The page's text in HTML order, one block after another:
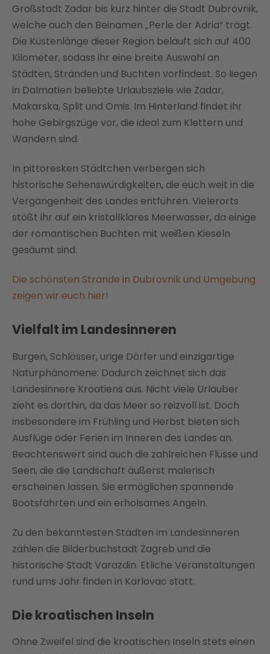
Großstadt Zadar bis kurz hinter die Stadt Dubrovnik,
welche auch den Beinamen „Perle der Adria“ trägt.
Die Küstenlänge dieser Region beläuft sich auf 400
Kilometer, sodass ihr eine breite Auswahl an
Städten, Stränden und Buchten vorfindest. So liegen
in Dalmatien beliebte Urlaubsziele wie Zadar,
Makarska, Split und Omis. Im Hinterland findet ihr
hohe Gebirgszüge vor, die ideal zum Klettern und
Wandern sind.
In pittoresken Städtchen verbergen sich
historische Sehenswürdigkeiten, die euch weit in die
Vergangenheit des Landes entführen. Vielerorts
stößt ihr auf ein kristallklares Meerwasser, da einige
der romantischen Buchten mit weißen Kieseln
gesäumt sind.
Die schönsten Strände in Dubrovnik und Umgebung
zeigen wir euch hier!
Vielfalt im Landesinneren
Burgen, Schlösser, urige Dörfer und einzigartige
Naturphänomene: Dadurch zeichnet sich das
Landesinnere Kroatiens aus. Nicht viele Urlauber
zieht es dorthin, da das Meer so reizvoll ist. Doch
insbesondere im Frühling und Herbst bieten sich
Ausflüge oder Ferien im Inneren des Landes an.
Beachtenswert sind auch die zahlreichen Flüsse und
Seen, die die Landschaft äußerst malerisch
erscheinen lassen. Sie ermöglichen spannende
Bootsfahrten und ein erholsames Angeln.
Zu den bekanntesten Städten im Landesinneren
zählen die Bilderbuchstadt Zagreb und die
historische Stadt Varazdin. Etliche Veranstaltungen
rund ums Jahr finden in Karlovac statt.
Die kroatischen Inseln
Ohne Zweifel sind die kroatischen Inseln stets einen